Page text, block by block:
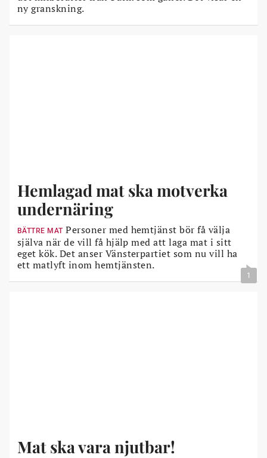
ny granskning.
Hemlagad mat ska motverka
undernäring
BÄTTRE MAT Personer med hemtjänst bör få välja
själva när de vill få hjälp med att laga mat i sitt
eget kök. Det anser Vänsterpartiet som nu vill ha
ett matlyft inom hemtjänsten.
1
Mat ska vara njutbar!